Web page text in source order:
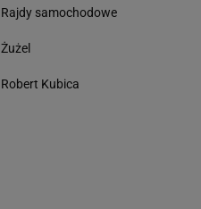
Rajdy samochodowe
Żużel
Robert Kubica